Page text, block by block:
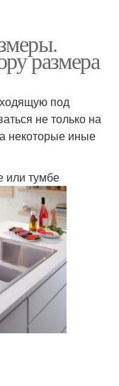
размера
под
не только на
некоторые иные
или тумбе